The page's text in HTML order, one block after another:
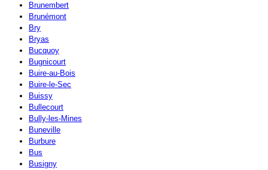
Brunembert
Brunémont
Bry
Bryas
Bucquoy
Bugnicourt
Buire-au-Bois
Buire-le-Sec
Buissy
Bullecourt
Bully-les-Mines
Buneville
Burbure
Bus
Busigny